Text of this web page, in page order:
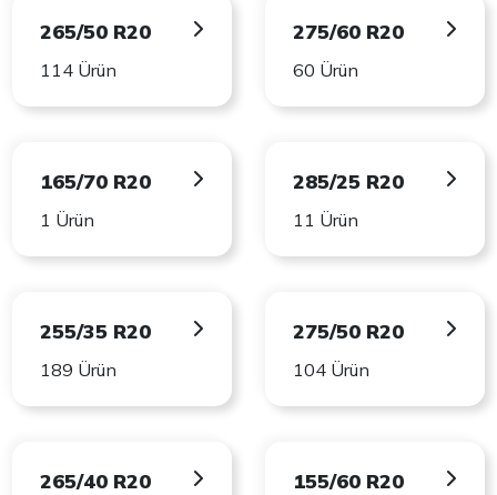
265/50 R20
114 Ürün
275/60 R20
60 Ürün
165/70 R20
1 Ürün
285/25 R20
11 Ürün
255/35 R20
189 Ürün
275/50 R20
104 Ürün
265/40 R20 155/60 R20